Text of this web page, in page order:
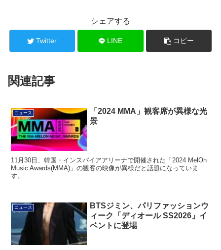
シェアする
Twitter LINE コピー
関連記事
ニュース
「2024 MMA」観客席が異様な光
景
11月30日、韓国・インスパイアアリーナで開催された「2024 MelOn
Music Awards(MMA)」の観客の映像が異様だと話題になっていま
す。
ニュース
BTSジミン、パリファッションウ
ィーク「ディオール SS2026」イ
ベントに登場